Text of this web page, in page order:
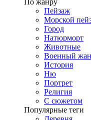
По жанру
Пейзаж
Морской
Город
Натюрморт
Животные
Военный
История
Ню
Портрет
Религия
С сюжетом
Популярные теги